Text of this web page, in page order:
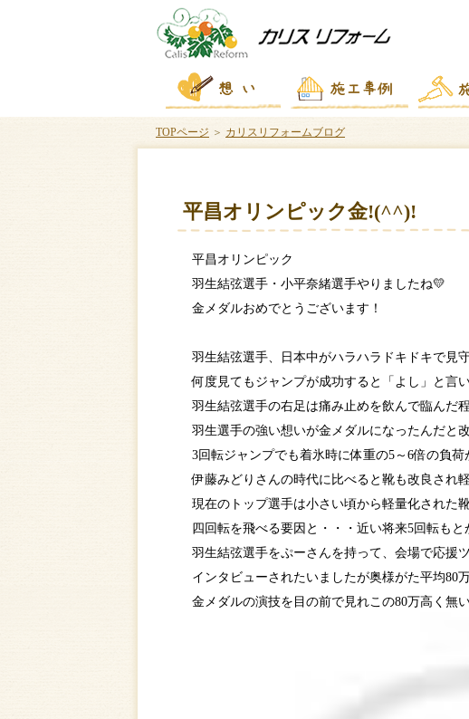
TOPページ ＞ カリスリフォームブログ
平昌オリンピック金!(^^)!
平昌オリンピック
羽生結弦選手・小平奈緒選手やりましたね💛
金メダルおめでとうございます！
羽生結弦選手、日本中がハラハラドキドキで見
何度見てもジャンプが成功すると「よし」と言
羽生結弦選手の右足は痛み止めを飲んで臨んだ
羽生選手の強い想いが金メダルになったんだと
3回転ジャンプでも着氷時に体重の5～6倍の負荷
伊藤みどりさんの時代に比べると靴も改良され
現在のトップ選手は小さい頃から軽量化された
四回転を飛べる要因と・・・近い将来5回転もと
羽生結弦選手をぷーさんを持って、会場で応援
インタビューされたいましたが奥様がた平均80
金メダルの演技を目の前で見れこの80万高く無